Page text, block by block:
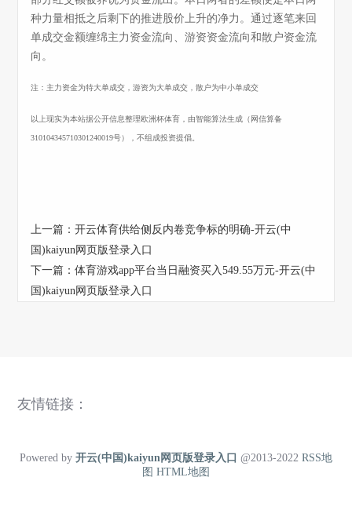
种力量相抵之后剩下的推进股价上升的净力。通过逐笔来回
单成交金额缠绵主力资金流向、游资资金流向和散户资金流
向。
注：主力资金为特大单成交，游资为大单成交，散户为中小单成交
以上现实为本站据公开信息整理欧洲杯体育，由智能算法生成（网信算备
310104345710301240019号），不组成投资提倡。
上一篇：开云体育供给侧反内卷竞争标的明确-开云(中
国)kaiyun网页版登录入口
下一篇：体育游戏app平台当日融资买入549.55万元-开云(中
国)kaiyun网页版登录入口
友情链接：
Powered by 开云(中国)kaiyun网页版登录入口 @2013-2022 RSS地
图 HTML地图